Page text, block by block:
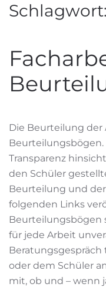
Schlagwort:
Die Beurteilung
Transparenz
den Schüler
Beurteilung und
folgenden Links
Beurteilungsbögen
für jede Arbeit
Beratungsgespräch
oder dem Schüler
mit, ob und – wenn